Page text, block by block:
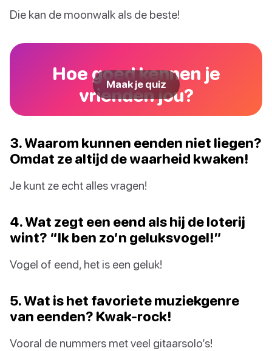
Die kan de moonwalk als de beste!
Hoe goed kennen je
vrienden jou?
Maak je quiz
3. Waarom kunnen eenden niet liegen?
Omdat ze altijd de waarheid kwaken!
Je kunt ze echt alles vragen!
4. Wat zegt een eend als hij de loterij
wint? “Ik ben zo’n geluksvogel!”
Vogel of eend, het is een geluk!
5. Wat is het favoriete muziekgenre
van eenden? Kwak-rock!
Vooral de nummers met veel gitaarsolo’s!